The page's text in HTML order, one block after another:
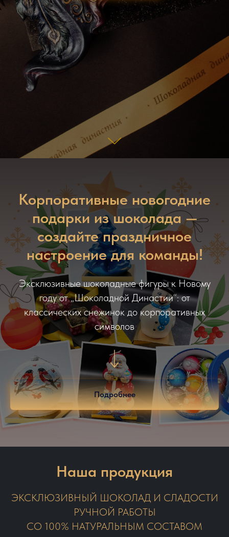
Корпоративные новогодние
подарки из шоколада —
создайте праздничное
настроение для команды!
Эксклюзивные шоколадные фигуры к Новому
году от „Шоколадной Династии“: от
классических снежинок до корпоративных
символов
Подробнее
Наша продукция
ЭКСКЛЮЗИВНЫЙ ШОКОЛАД И СЛАДОСТИ
РУЧНОЙ РАБОТЫ
СО 100% НАТУРАЛЬНЫМ СОСТАВОМ